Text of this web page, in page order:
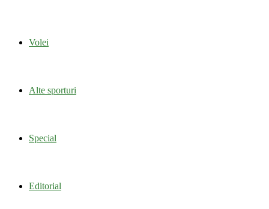
Volei
Alte sporturi
Special
Editorial